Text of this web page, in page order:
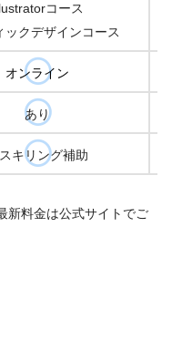
コース
ックデザインコース
オンライン
あり
キリング補助
新料金は公式サイトでご